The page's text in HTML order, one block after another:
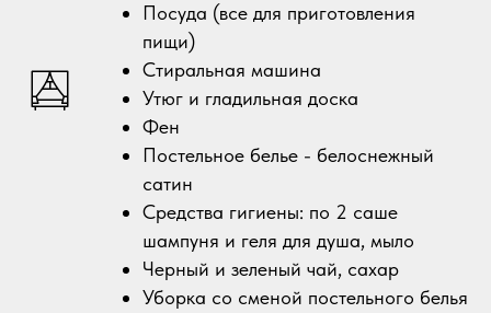
Посуда (все для приготовления
пищи)
Стиральная машина
Утюг и гладильная доска
Фен
Постельное белье - белоснежный
сатин
Средства гигиены: по 2 саше
шампуня и геля для душа, мыло
Черный и зеленый чай, сахар
Уборка со сменой постельного белья